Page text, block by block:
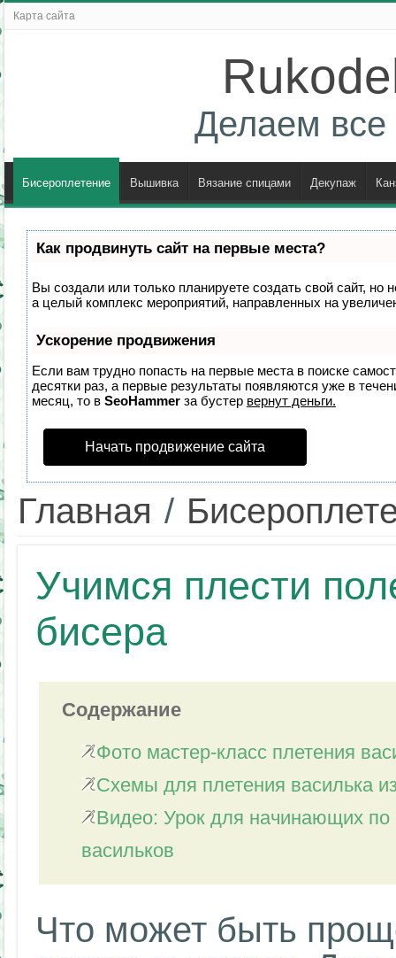
Карта сайта
Делаем все
Бисероплетение Вышивка Вязание спицами Декупаж
Как продвинуть сайт на первые места?
Вы создали или только планируете создать свой сайт, но
а целый комплекс мероприятий, направленных на
Ускорение продвижения
Если вам трудно попасть на первые места в поиске
десятки раз, а первые результаты появляются уже в
месяц, то в SeoHammerза бустер вернут деньги.
Начать продвижение сайта
Главная /
Учимся плести
бисера
Содержание
Фото мастер-класс плетения
Схемы для плетения василька
Видео: Урок для начинающих по
васильков
Что может быть